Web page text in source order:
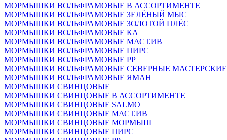
МОРМЫШКИ ВОЛЬФРАМОВЫЕ В АССОРТИМЕНТЕ
МОРМЫШКИ ВОЛЬФРАМОВЫЕ ЗЕЛЁНЫЙ МЫС
МОРМЫШКИ ВОЛЬФРАМОВЫЕ ЗОЛОТОЙ ПЛЁС
МОРМЫШКИ ВОЛЬФРАМОВЫЕ КА
МОРМЫШКИ ВОЛЬФРАМОВЫЕ МАСТ.ИВ
МОРМЫШКИ ВОЛЬФРАМОВЫЕ ПИРС
МОРМЫШКИ ВОЛЬФРАМОВЫЕ РР
МОРМЫШКИ ВОЛЬФРАМОВЫЕ СЕВЕРНЫЕ МАСТЕРСКИЕ
МОРМЫШКИ ВОЛЬФРАМОВЫЕ ЯМАН
МОРМЫШКИ СВИНЦОВЫЕ
МОРМЫШКИ СВИНЦОВЫЕ В АССОРТИМЕНТЕ
МОРМЫШКИ СВИНЦОВЫЕ SALMO
МОРМЫШКИ СВИНЦОВЫЕ МАСТ.ИВ
МОРМЫШКИ СВИНЦОВЫЕ МОРМЫШ
МОРМЫШКИ СВИНЦОВЫЕ ПИРС